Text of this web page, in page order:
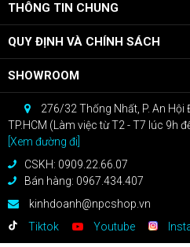
THÔNG TIN CHUNG
QUY ĐỊNH VÀ CHÍNH SÁCH
SHOWROOM
276/32 Thống Nhất, P. An Hội
TP.HCM (Làm việc từ T2 - T7 lúc 9h
[Xem đường đi]
CSKH: 0909.22.66.07
Bán hàng: 0967.434.407
kinhdoanh@npcshop.vn
Tiktok
Youtube